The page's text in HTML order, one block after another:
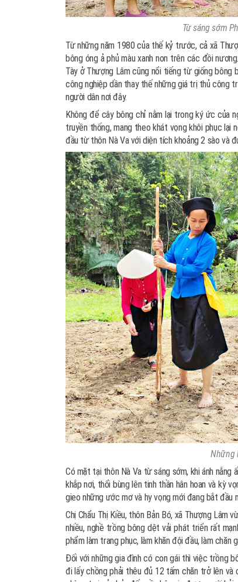
Từ sáng sớm
Từ những năm 1980 của thế kỷ trước, cả xã
bông óng ả phủ màu xanh non trên các đồi
Tày ở Thượng Lâm cũng nổi tiếng từ giống bông
công nghiệp dần thay thế những giá trị thủ công
người dân nơi đây.
Không để cây bông chỉ nằm lại trong ký ức của
truyền thống, mang theo khát vọng khôi phục
đầu từ thôn Nà Va với diện tích khoảng 2 sào và
Những
Có mặt tại thôn Nà Va từ sáng sớm, khi ánh
khắp nơi, thổi bùng lên tinh thần hân hoan và kỳ
gieo những ước mơ và hy vọng mới đang bắt đầu
Chị Chẩu Thị Kiều, thôn Bản Bó, xã Thượng Lâm
nhiều, nghề trồng bông dệt vải phát triển rất
phẩm làm trang phục, làm khăn đội đầu, làm
Đối với những gia đình có con gái thì việc trồng
đi lấy chồng phải thêu đủ 12 tấm chăn trở lên và